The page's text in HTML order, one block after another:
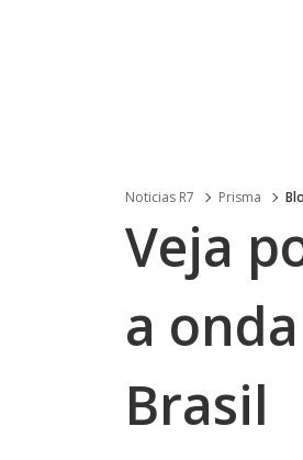
Noticias R7 Prisma
Veja
a
Brasil